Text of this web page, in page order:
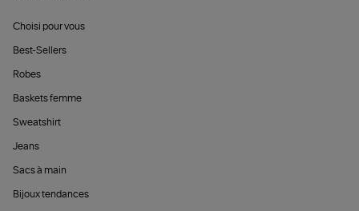
Choisi pour vous
Best-Sellers
Robes
Baskets femme
Sweatshirt
Jeans
Sacs à main
Bijoux tendances